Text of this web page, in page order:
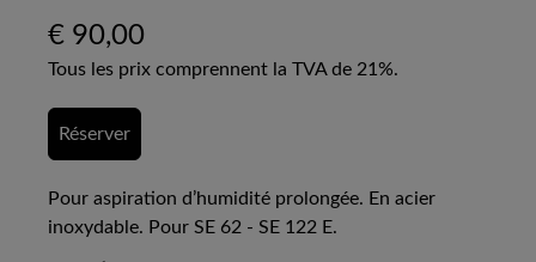
€ 90,00
Tous les prix comprennent la TVA de 21%.
Réserver
Pour aspiration d’humidité prolongée. En acier
inoxydable. Pour SE 62 - SE 122 E.